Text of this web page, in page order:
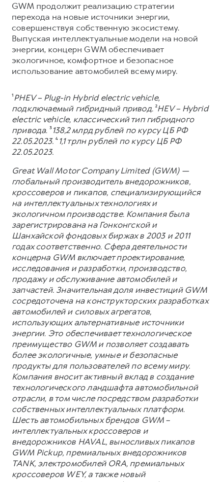
GWM продолжит реализацию стратегии
перехода на новые источники энергии,
совершенствуя собственную экосистему.
Выпуская интеллектуальные модели на новой
энергии, концерн GWM обеспечивает
экологичное, комфортное и безопасное
использование автомобилей всему миру.
¹PHEV – Plug-in Hybrid electric vehicle,
подключаемый гибридный привод.²HEV – Hybrid
electric vehicle, классический тип гибридного
привода. ³138,2 млрд рублей по курсу ЦБ РФ
22.05.2023.⁴1,1 трлн рублей по курсу ЦБ РФ
22.05.2023.
Great Wall Motor Company Limited (GWM) —
глобальный производитель внедорожников,
кроссоверов и пикапов, специализирующийся
на интеллектуальных технологиях и
экологичном производстве. Компания была
зарегистрирована на Гонконгской и
Шанхайской фондовых биржах в 2003 и 2011
годах соответственно. Сфера деятельности
концерна GWM включает проектирование,
исследования и разработки, производство,
продажу и обслуживание автомобилей и
запчастей. Значительная доля инвестиций GWM
сосредоточена на конструкторских разработках
автомобилей и силовых агрегатов,
использующих альтернативные источники
энергии. Это обеспечивает технологическое
преимущество GWM и позволяет создавать
более экологичные, умные и безопасные
продукты для пользователей по всему миру.
Компания вносит активный вклад в создание
технологического ландшафта автомобильной
отрасли, в том числе посредством разработки
собственных интеллектуальных платформ.
Шесть автомобильных брендов GWM –
интеллектуальных кроссоверов и
внедорожников HAVAL, выносливых пикапов
GWM Pickup, премиальных внедорожников
TANK, электромобилей ORA, премиальных
кроссоверов WEY, а также новый